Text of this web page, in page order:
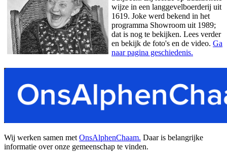
wijze in een langgevelboerderij uit
1619. Joke werd bekend in het
programma Showroom uit 1989;
dat is nog te bekijken. Lees verder
en bekijk de foto's en de video. Ga
naar pagina geschiedenis.
Wij werken samen metOnsAlphenChaam. Daar is belangrijke
informatie over onze gemeenschap te vinden.